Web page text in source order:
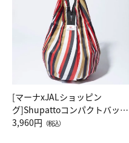
[マーナxJALショッピン
グ]Shupattoコンパクトバッグ
Drop JAL客室乗務員（LC）ス
3,960円 （税込）